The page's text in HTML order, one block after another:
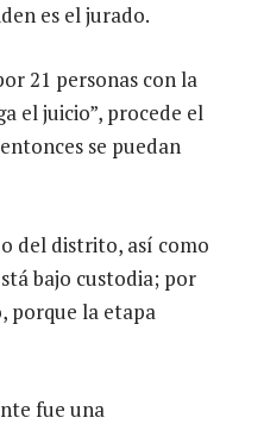
es el jurado.
21 personas con la
el juicio”, procede el
se puedan
del distrito, así como
bajo custodia; por
porque la etapa
fue una